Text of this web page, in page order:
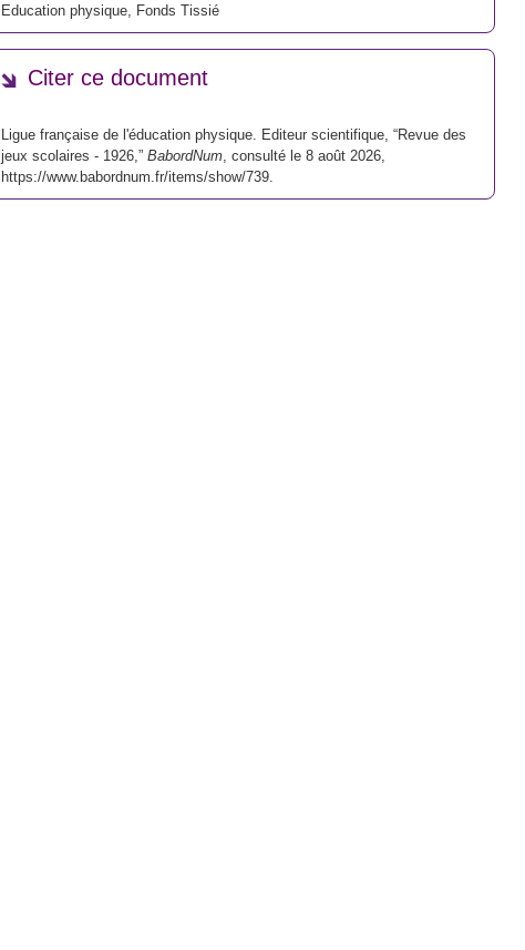
Education physique, Fonds Tissié
Citer ce document
Ligue française de l'éducation physique. Editeur scientifique, “Revue des
jeux scolaires - 1926,” BabordNum, consulté le 8 août 2026,
https://www.babordnum.fr/items/show/739.